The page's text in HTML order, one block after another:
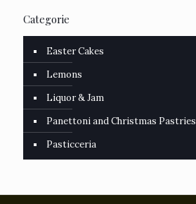
Categorie
Easter Cakes
Lemons
Liquor & Jam
Panettoni and Christmas Pastries
Pasticceria